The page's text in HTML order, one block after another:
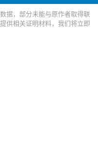
据，部分未能与原作者取得联
供相关证明材料，我们将立即